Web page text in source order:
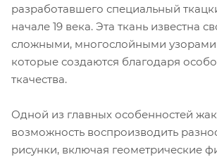
разработавшего специальный
начале 19 века. Эта ткань известна
сложными, многослойными узорами
которые создаются благодаря
ткачества.
Одной из главных особенностей
возможность воспроизводить
рисунки, включая геометрические